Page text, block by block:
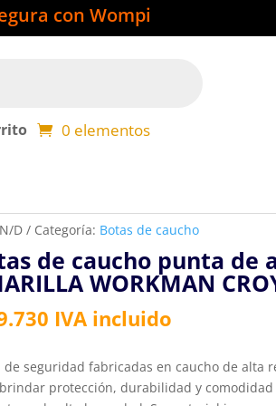
con Wompi
0 elementos
N/D Categoría: Botas de caucho
de caucho punta de
WORKMAN
IVA incluido
de seguridad fabricadas en caucho de alta
protección, durabilidad y